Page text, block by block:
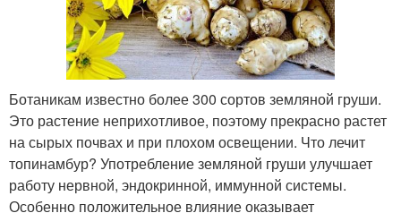
Ботаникам известно более 300 сортов земляной груши.
Это растение неприхотливое, поэтому прекрасно растет
на сырых почвах и при плохом освещении. Что лечит
топинамбур? Употребление земляной груши улучшает
работу нервной, эндокринной, иммунной системы.
Особенно положительное влияние оказывает